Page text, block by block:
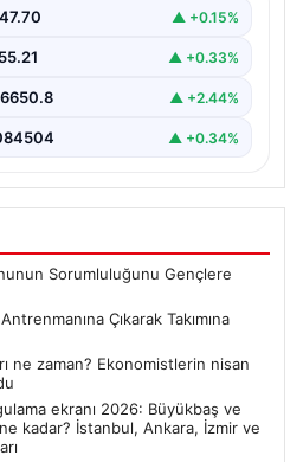
resmi antrenmanına katılarak
47.70 ▲ +0.15%
55.21 ▲ +0.33%
6650.8 ▲ +2.44%
▲ +0.34%
Sorumluluğunu Gençlere
Çıkarak Takımına
ne zaman? Ekonomistlerin nisan
ekranı 2026: Büyükbaş ve
kadar? İstanbul, Ankara, İzmir ve